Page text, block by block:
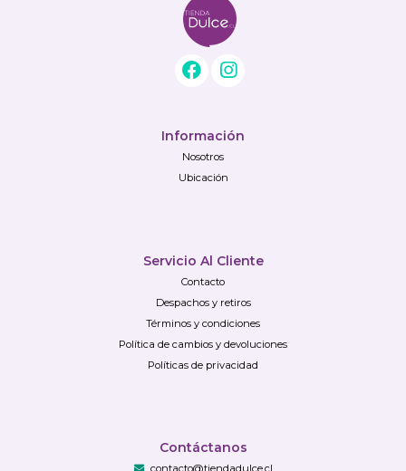
Información
Nosotros
Ubicación
Servicio Al Cliente
Contacto
Despachos y retiros
Términos y condiciones
Política de cambios y devoluciones
Políticas de privacidad
Contáctanos
contacto@tiendadulce.cl